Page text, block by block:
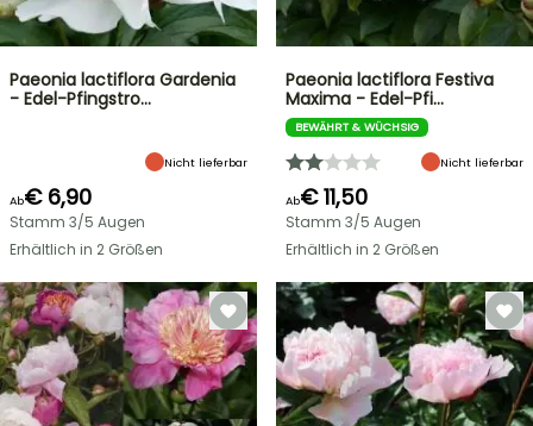
Paeonia lactiflora Gardenia
- Edel-Pfingstro…
Nicht lieferbar
Ab€ 6,90
Stamm 3/5 Augen
Erhältlich in 2 Größen
Paeonia lactiflora Festiva
Maxima - Edel-Pfi…
BEWÄHRT & WÜCHSIG
Nicht lieferbar
Ab€ 11,50
Stamm 3/5 Augen
Erhältlich in 2 Größen